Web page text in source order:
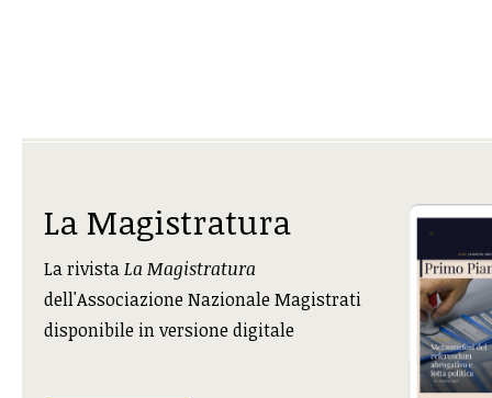
La Magistratura
La rivistaLa Magistratura
dell'Associazione Nazionale Magistrati
disponibile in versione digitale